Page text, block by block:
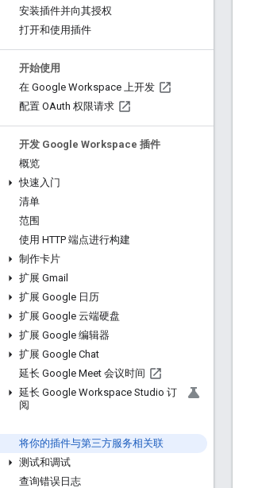
安装插件并向其授权
打开和使用插件
开始使用
在 Google Workspace 上开发
配置 OAuth 权限请求
开发 Google Workspace 插件
概览
快速入门
清单
范围
使用 HTTP 端点进行构建
制作卡片
扩展 Gmail
扩展 Google 日历
扩展 Google 云端硬盘
扩展 Google 编辑器
扩展 Google Chat
延长 Google Meet 会议时间
延长 Google Workspace Studio 订
阅
将你的插件与第三方服务相关联
测试和调试
查询错误日志